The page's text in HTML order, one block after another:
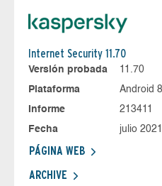
Internet Security 11.70
Versión probada
11.70
Plataforma
Android
Informe
213411
Fecha
julio 2021
PÁGINA WEB
ARCHIVE